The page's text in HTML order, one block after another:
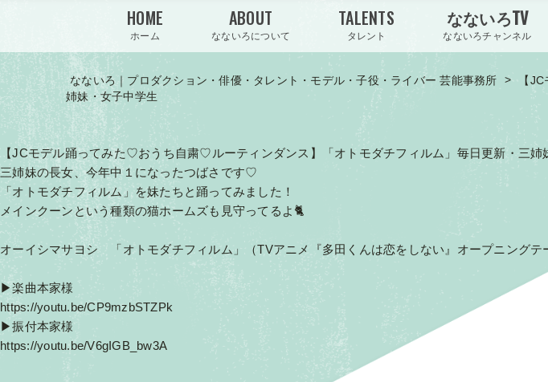
HOME
ホーム
ABOUT
なないろについて
TALENTS
タレント
なないろTV
なないろチャンネル
なないろ｜プロダクション・俳優・タレント・モデル・子役・ライバー 芸能事務所 >
【
姉妹・女子中学生
【JCモデル踊ってみた♡おうち自粛♡ルーティンダンス】「オトモダチフィルム」毎日更新・三姉
三姉妹の長女、今年中１になったつばさです♡
「オトモダチフィルム」を妹たちと踊ってみました！
メインクーンという種類の猫ホームズも見守ってるよ🐈
オーイシマサヨシ 「オトモダチフィルム」（TVアニメ『多田くんは恋をしない』オープニングテ
▶︎楽曲本家様
https://youtu.be/CP9mzbSTZPk
▶︎振付本家様
https://youtu.be/V6gIGB_bw3A